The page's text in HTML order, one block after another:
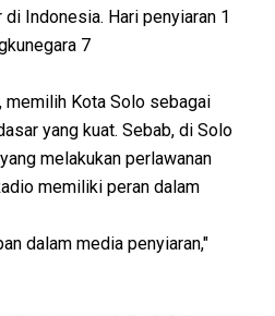
Indonesia. Hari penyiaran 1
7
memilih Kota Solo sebagai
yang kuat. Sebab, di Solo
melakukan perlawanan
memiliki peran dalam
dalam media penyiaran,"